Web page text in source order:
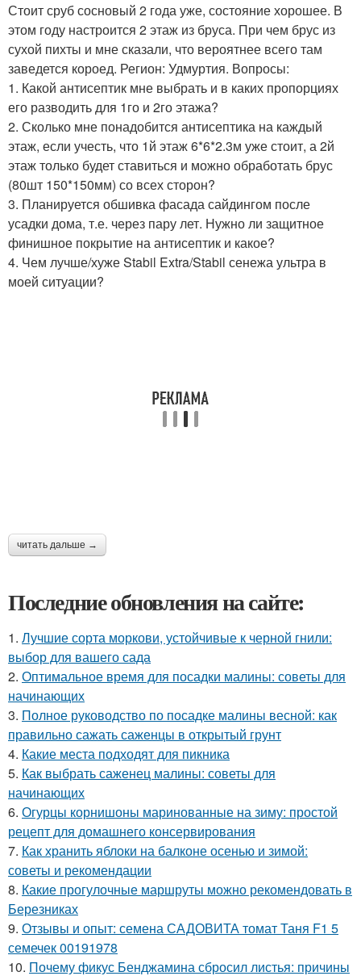
Стоит сруб сосновый 2 года уже, состояние хорошее. В
этом году настроится 2 этаж из бруса. При чем брус из
сухой пихты и мне сказали, что вероятнее всего там
заведется короед. Регион: Удмуртия. Вопросы:
1. Какой антисептик мне выбрать и в каких пропорциях
его разводить для 1го и 2го этажа?
2. Сколько мне понадобится антисептика на каждый
этаж, если учесть, что 1й этаж 6*6*2.3м уже стоит, а 2й
этаж только будет ставиться и можно обработать брус
(80шт 150*150мм) со всех сторон?
3. Планируется обшивка фасада сайдингом после
усадки дома, т.е. через пару лет. Нужно ли защитное
финишное покрытие на антисептик и какое?
4. Чем лучше/хуже Stabil Extra/Stabil сенежа ультра в
моей ситуации?
читать дальше →
Последние обновления на сайте:
1. Лучшие сорта моркови, устойчивые к черной гнили:
выбор для вашего сада
2. Оптимальное время для посадки малины: советы для
начинающих
3. Полное руководство по посадке малины весной: как
правильно сажать саженцы в открытый грунт
4. Какие места подходят для пикника
5. Как выбрать саженец малины: советы для
начинающих
6. Огурцы корнишоны маринованные на зиму: простой
рецепт для домашнего консервирования
7. Как хранить яблоки на балконе осенью и зимой:
советы и рекомендации
8. Какие прогулочные маршруты можно рекомендовать в
Березниках
9. Отзывы и опыт: семена САДОВИТА томат Таня F1 5
семечек 00191978
10. Почему фикус Бенджамина сбросил листья: причины